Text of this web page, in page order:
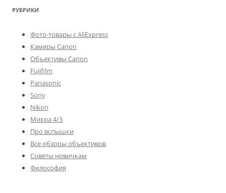
РУБРИКИ
Фото-товары с AliExpress
Камеры Canon
Объективы Canon
Fujifilm
Panasonic
Sony
Nikon
Микра 4/3
Про вспышки
Все обзоры объективов
Советы новичкам
Философия